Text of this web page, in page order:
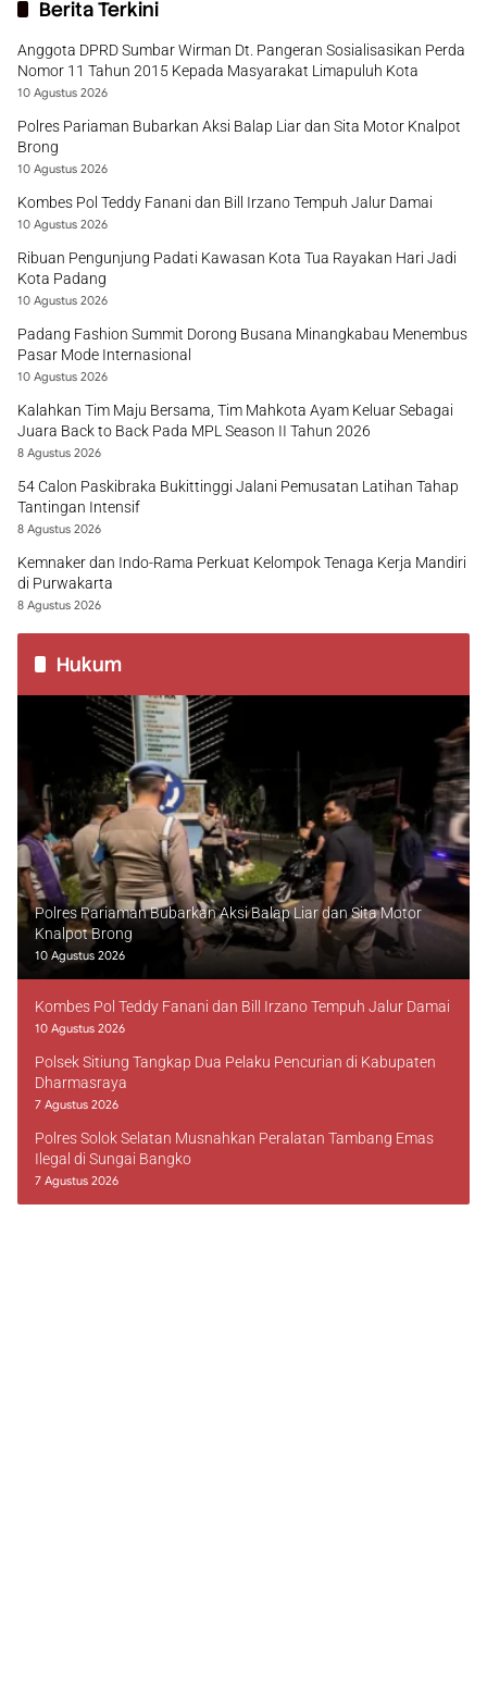
Berita Terkini
Anggota DPRD Sumbar Wirman Dt. Pangeran Sosialisasikan Perda
Nomor 11 Tahun 2015 Kepada Masyarakat Limapuluh Kota
10 Agustus 2026
Polres Pariaman Bubarkan Aksi Balap Liar dan Sita Motor Knalpot
Brong
10 Agustus 2026
Kombes Pol Teddy Fanani dan Bill Irzano Tempuh Jalur Damai
10 Agustus 2026
Ribuan Pengunjung Padati Kawasan Kota Tua Rayakan Hari Jadi
Kota Padang
10 Agustus 2026
Padang Fashion Summit Dorong Busana Minangkabau Menembus
Pasar Mode Internasional
10 Agustus 2026
Kalahkan Tim Maju Bersama, Tim Mahkota Ayam Keluar Sebagai
Juara Back to Back Pada MPL Season II Tahun 2026
8 Agustus 2026
54 Calon Paskibraka Bukittinggi Jalani Pemusatan Latihan Tahap
Tantingan Intensif
8 Agustus 2026
Kemnaker dan Indo-Rama Perkuat Kelompok Tenaga Kerja Mandiri
di Purwakarta
8 Agustus 2026
Hukum
Polres Pariaman Bubarkan Aksi Balap Liar dan Sita Motor
Knalpot Brong
10 Agustus 2026
Kombes Pol Teddy Fanani dan Bill Irzano Tempuh Jalur Damai
10 Agustus 2026
Polsek Sitiung Tangkap Dua Pelaku Pencurian di Kabupaten
Dharmasraya
7 Agustus 2026
Polres Solok Selatan Musnahkan Peralatan Tambang Emas
Ilegal di Sungai Bangko
7 Agustus 2026